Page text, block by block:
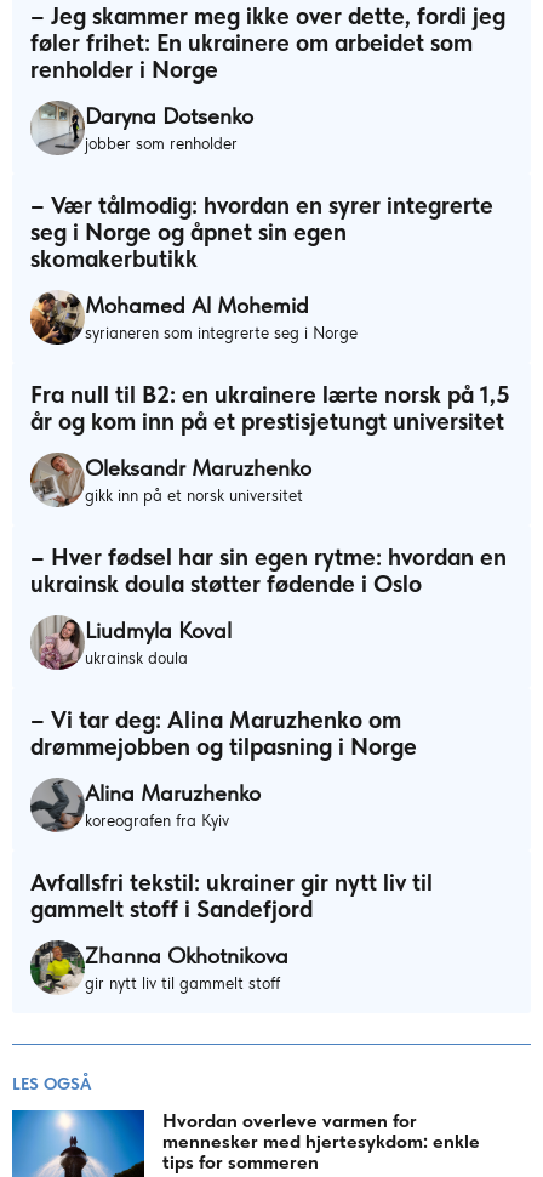
– Jeg skammer meg ikke over dette, fordi jeg
føler frihet: En ukrainere om arbeidet som
renholder i Norge
Daryna Dotsenko
jobber som renholder
– Vær tålmodig: hvordan en syrer integrerte
seg i Norge og åpnet sin egen
skomakerbutikk
Mohamed Al Mohemid
syrianeren som integrerte seg i Norge
Fra null til B2: en ukrainere lærte norsk på 1,5
år og kom inn på et prestisjetungt universitet
Oleksandr Maruzhenko
gikk inn på et norsk universitet
– Hver fødsel har sin egen rytme: hvordan en
ukrainsk doula støtter fødende i Oslo
Liudmyla Koval
ukrainsk doula
– Vi tar deg: Alina Maruzhenko om
drømmejobben og tilpasning i Norge
Alina Maruzhenko
koreografen fra Kyiv
Avfallsfri tekstil: ukrainer gir nytt liv til
gammelt stoff i Sandefjord
Zhanna Okhotnikova
gir nytt liv til gammelt stoff
LES OGSÅ
Hvordan overleve varmen for
mennesker med hjertesykdom: enkle
tips for sommeren